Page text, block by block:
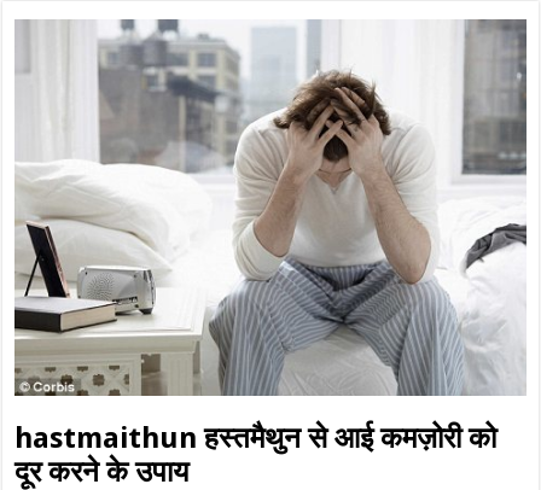
hastmaithun हस्तमैथुन से आई कमज़ोरी को
दूर करने के उपाय